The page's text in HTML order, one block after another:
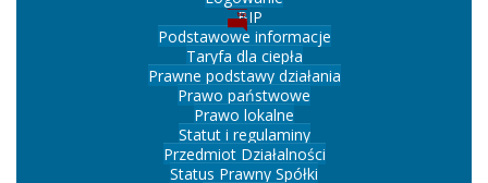
BIP
Podstawowe informacje
Taryfa dla ciepła
Prawne podstawy działania
Prawo państwowe
Prawo lokalne
Statut i regulaminy
Przedmiot Działalności
Status Prawny Spółki